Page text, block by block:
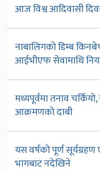
आज विश्व आदिवासी
नाबालिगको डिम्ब
आईभीएफ सेवामाथि
मध्यपूर्वमा तनाव
आक्रमणको दाबी
यस वर्षको पूर्ण
भागबाट नदेखिने